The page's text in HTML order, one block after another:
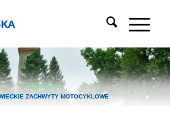
ZACHWYTY MOTOCYKLOWE